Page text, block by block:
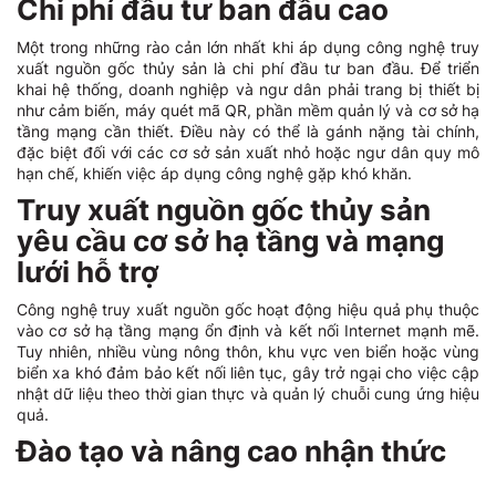
Chi phí đầu tư ban đầu cao
Một trong những rào cản lớn nhất khi áp dụng công nghệ truy
xuất nguồn gốc thủy sản là chi phí đầu tư ban đầu. Để triển
khai hệ thống, doanh nghiệp và ngư dân phải trang bị thiết bị
như cảm biến, máy quét mã QR, phần mềm quản lý và cơ sở hạ
tầng mạng cần thiết. Điều này có thể là gánh nặng tài chính,
đặc biệt đối với các cơ sở sản xuất nhỏ hoặc ngư dân quy mô
hạn chế, khiến việc áp dụng công nghệ gặp khó khăn.
Truy xuất nguồn gốc thủy sản
yêu cầu cơ sở hạ tầng và mạng
lưới hỗ trợ
Công nghệ truy xuất nguồn gốc hoạt động hiệu quả phụ thuộc
vào cơ sở hạ tầng mạng ổn định và kết nối Internet mạnh mẽ.
Tuy nhiên, nhiều vùng nông thôn, khu vực ven biển hoặc vùng
biển xa khó đảm bảo kết nối liên tục, gây trở ngại cho việc cập
nhật dữ liệu theo thời gian thực và quản lý chuỗi cung ứng hiệu
quả.
Đào tạo và nâng cao nhận thức